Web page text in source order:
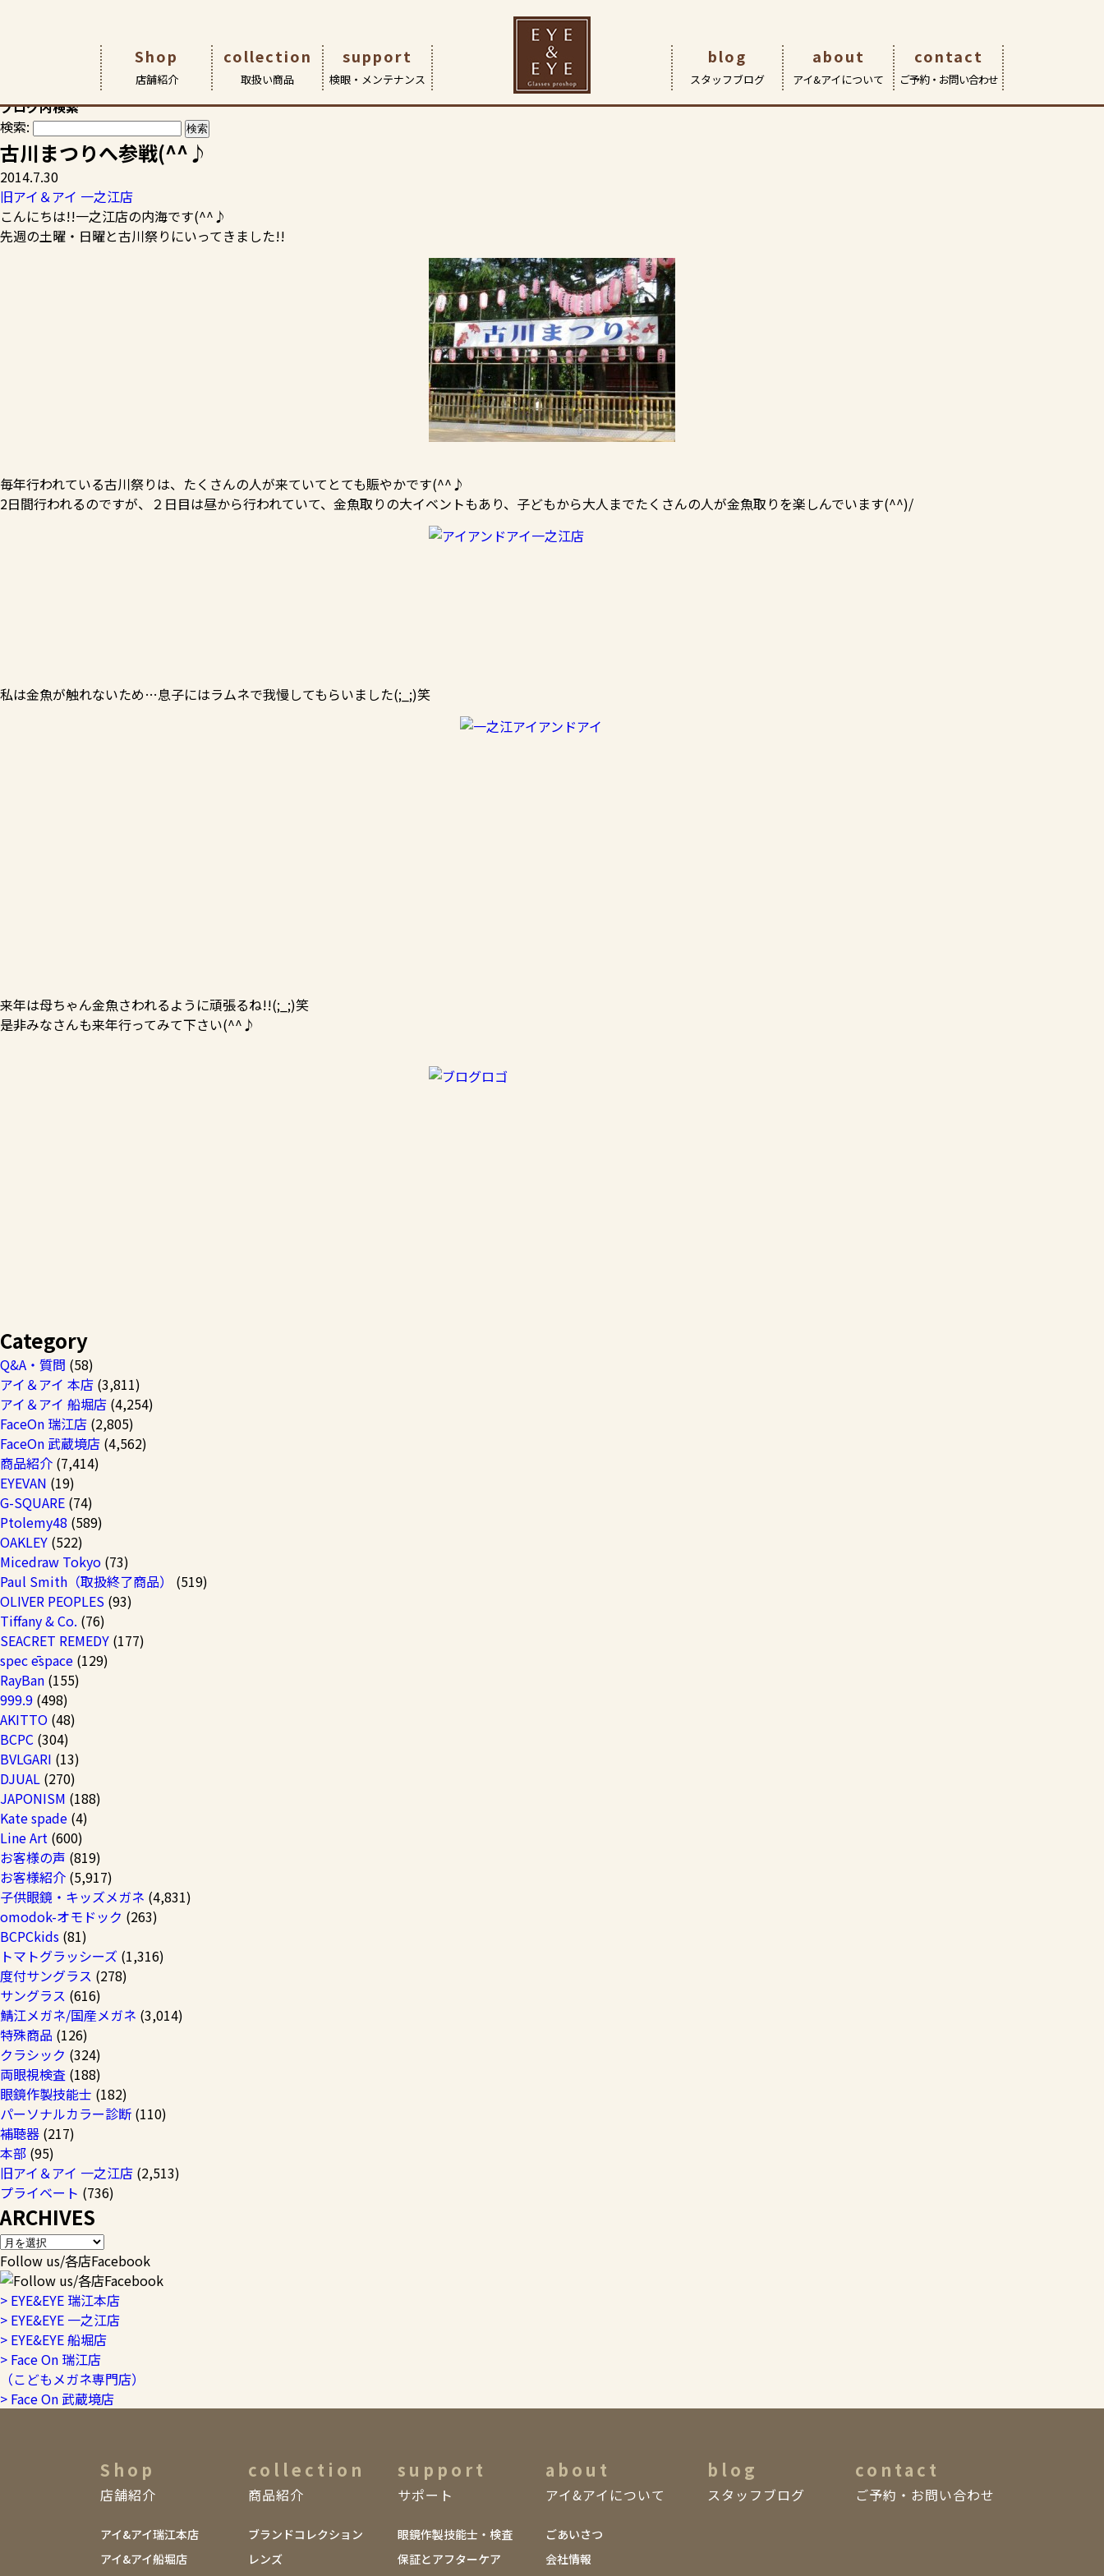
Shop
店舗紹介
店舗紹介
collection
取扱い商品
取扱商品
support
検眼・メンテナンス
検眼・メンテナンス
blog
スタッフブログ
about
アイ&アイについて
アイ&アイについて
contact
ご予約・お問い合わせ
お客様の素敵な笑顔やおすすめ商品など、各店からの情報満載です
ブログ内検索
検索:
古川まつりへ参戦(^^♪
2014.7.30
旧アイ＆アイ 一之江店
こんにちは!!一之江店の内海です(^^♪
先週の土曜・日曜と古川祭りにいってきました!!
毎年行われている古川祭りは、たくさんの人が来ていてとても賑やかです(^^♪
2日間行われるのですが、２日目は昼から行われていて、金魚取りの大イベントもあり、子どもから大人までたくさんの人が金魚取りを楽しんでいます(^^)/
私は金魚が触れないため…息子にはラムネで我慢してもらいました(;_;)笑
来年は母ちゃん金魚さわれるように頑張るね!!(;_;)笑
是非みなさんも来年行ってみて下さい(^^♪
Category
Q&A・質問 (58)
アイ＆アイ 本店 (3,811)
アイ＆アイ 船堀店 (4,254)
FaceOn 瑞江店 (2,805)
FaceOn 武蔵境店 (4,562)
商品紹介 (7,414)
EYEVAN (19)
G-SQUARE (74)
Ptolemy48 (589)
OAKLEY (522)
Micedraw Tokyo (73)
Paul Smith（取扱終了商品）
(519)
OLIVER PEOPLES (93)
Tiffany & Co. (76)
SEACRET REMEDY (177)
spec ēspace (129)
RayBan (155)
999.9 (498)
AKITTO (48)
BCPC (304)
BVLGARI (13)
DJUAL (270)
JAPONISM (188)
Kate spade (4)
Line Art (600)
お客様の声 (819)
お客様紹介 (5,917)
子供眼鏡・キッズメガネ (4,831)
omodok-オモドック (263)
BCPCkids (81)
トマトグラッシーズ (1,316)
度付サングラス (278)
サングラス (616)
鯖江メガネ/国産メガネ (3,014)
特殊商品 (126)
クラシック (324)
両眼視検査 (188)
眼鏡作製技能士 (182)
パーソナルカラー診断 (110)
補聴器 (217)
本部 (95)
旧アイ＆アイ 一之江店 (2,513)
プライベート (736)
ARCHIVES
Follow us/各店Facebook
> EYE&EYE 瑞江本店
> EYE&EYE 一之江店
> EYE&EYE 船堀店
> Face On 瑞江店
（こどもメガネ専門店）
> Face On 武蔵境店
Shop
店舗紹介
アイ&アイ瑞江本店
アイ&アイ船堀店
collection
商品紹介
ブランドコレクション
レンズ
support
サポート
眼鏡作製技能士・検査
保証とアフターケア
about
アイ&アイについて
ごあいさつ
会社情報
blog
スタッフブログ
contact
ご予約・お問い合わせ